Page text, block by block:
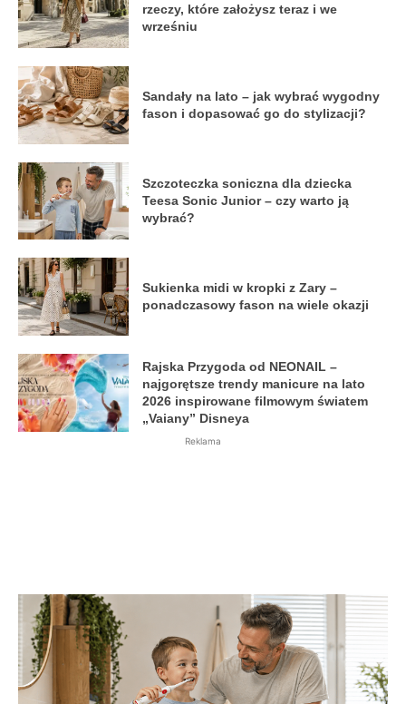
rzeczy, które założysz teraz i we
wrześniu
Sandały na lato – jak wybrać wygodny
fason i dopasować go do stylizacji?
Szczoteczka soniczna dla dziecka
Teesa Sonic Junior – czy warto ją
wybrać?
Sukienka midi w kropki z Zary –
ponadczasowy fason na wiele okazji
Rajska Przygoda od NEONAIL –
najgorętsze trendy manicure na lato
2026 inspirowane filmowym światem
„Vaiany” Disneya
Reklama